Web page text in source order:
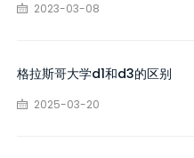
2023-03-08
格拉斯哥大学d1和d3的区别
2025-03-20